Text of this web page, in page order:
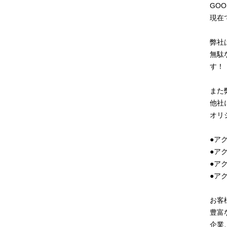
現在
弊社
無駄
す！
また
他社
オリ
●ア
●ア
●ア
●ア
お客
豊富
企業